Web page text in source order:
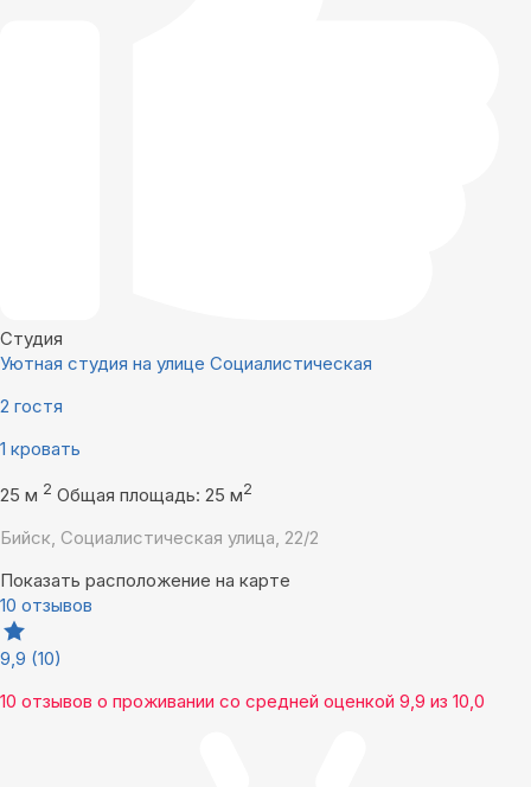
Студия
Уютная студия на улице Социалистическая
2 гостя
1 кровать
25 м 2 Общая площадь: 25 м2
Бийск, Социалистическая улица, 22/2
Показать расположение на карте
10 отзывов
9,9 (10)
10 отзывов о проживании со средней оценкой 9,9 из 10,0